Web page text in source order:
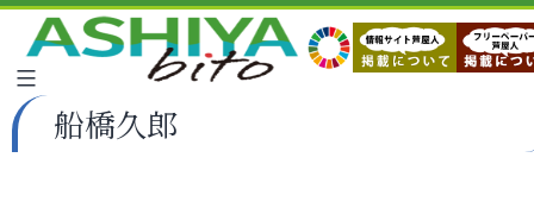
船橋久郎